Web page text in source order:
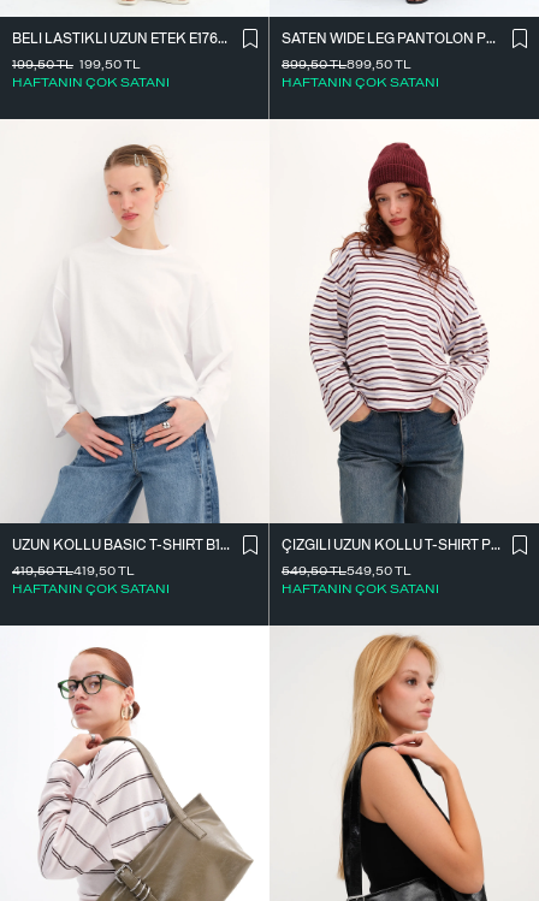
BELI LASTIKLI UZUN ETEK E17627
199,50TL
HAFTANIN ÇOK SATANI
199,50TL
SATEN WIDE LEG PANTOLON PN17298
899,50TL
HAFTANIN ÇOK SATANI
899,50TL
UZUN KOLLU BASIC T-SHIRT B10571
419,50TL
HAFTANIN ÇOK SATANI
419,50TL
ÇIZGILI UZUN KOLLU T-SHIRT P10550
549,50TL
HAFTANIN ÇOK SATANI
549,50TL